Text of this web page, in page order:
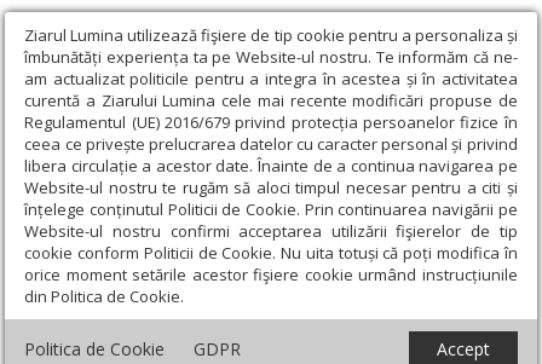
Ziarul Lumina utilizează fişiere de tip cookie pentru a personaliza și
îmbunătăți experiența ta pe Website-ul nostru. Te informăm că ne-
am actualizat politicile pentru a integra în acestea și în activitatea
curentă a Ziarului Lumina cele mai recente modificări propuse de
Regulamentul (UE) 2016/679 privind protecția persoanelor fizice în
ceea ce privește prelucrarea datelor cu caracter personal și privind
libera circulație a acestor date. Înainte de a continua navigarea pe
Website-ul nostru te rugăm să aloci timpul necesar pentru a citi și
înțelege conținutul Politicii de Cookie. Prin continuarea navigării pe
Website-ul nostru confirmi acceptarea utilizării fişierelor de tip
cookie conform Politicii de Cookie. Nu uita totuși că poți modifica în
orice moment setările acestor fişiere cookie urmând instrucțiunile
din Politica de Cookie.
Politica de Cookie GDPR Accept
Ziarul Lumina › Societate › Reportaj › Biserica din Suseni care a
învins timpul
Biserica din Suseni care a învins timpul